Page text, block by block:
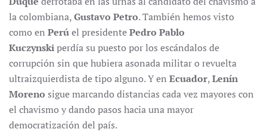
la colombiana,Gustavo Petro. También hemos visto
como en Perúel presidentePedro Pablo
Kuczynskiperdía su puesto por los escándalos de
corrupción sin que hubiera asonada militar o revuelta
ultraizquierdista de tipo alguno. Y en Ecuador,Lenín
Moreno sigue marcando distancias cada vez mayores con
el chavismo y dando pasos hacia una mayor
democratización del país.